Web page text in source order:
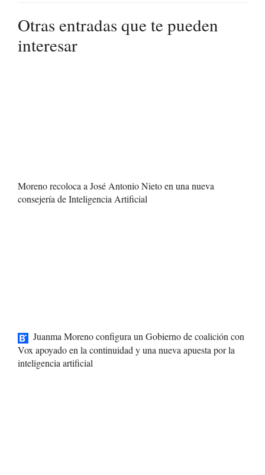
Otras entradas que te pueden
interesar
Moreno recoloca a José Antonio Nieto en una nueva
consejería de Inteligencia Artificial
Juanma Moreno configura un Gobierno de coalición con
Vox apoyado en la continuidad y una nueva apuesta por la
inteligencia artificial